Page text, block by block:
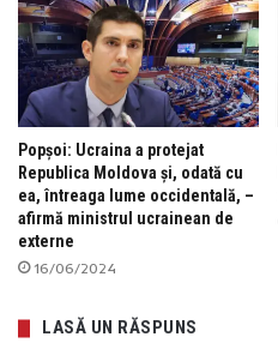
Popșoi: Ucraina a protejat
Republica Moldova și, odată cu
ea, întreaga lume occidentală, –
afirmă ministrul ucrainean de
externe
16/06/2024
LASĂ UN RĂSPUNS